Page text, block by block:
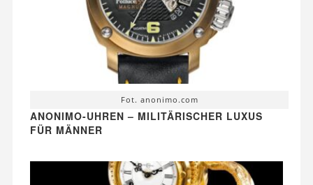
Fot. anonimo.com
ANONIMO-UHREN – MILITÄRISCHER LUXUS
FÜR MÄNNER